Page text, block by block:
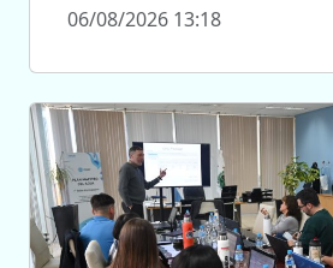
06/08/2026 13:18